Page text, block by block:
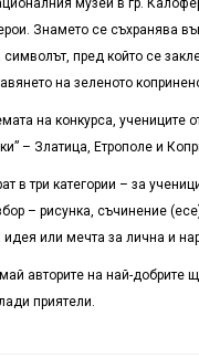
Знамето се съхранява
пред който се
на зеленото
на конкурса,
– Златица, Етрополе и
в три категории – за
– рисунка, съчинение
или мечта за лична и
авторите на най-добрите
приятели.